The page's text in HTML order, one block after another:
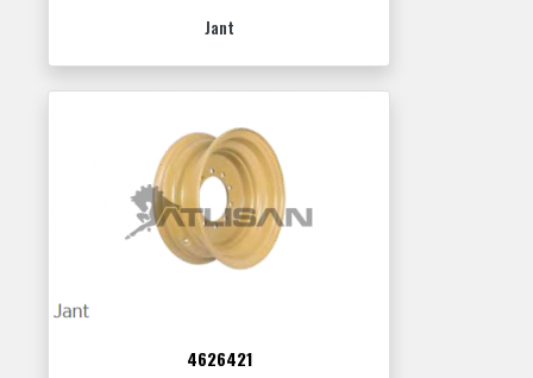
Jant
4626421